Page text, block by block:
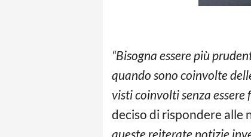
“Bisogna essere più
quando sono coinvolte
visti coinvolti senza essere
deciso di rispondere alle
queste reiterate notizie